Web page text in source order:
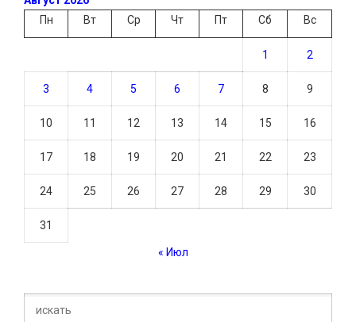
Пн
Вт Ср Чт Пт Сб Вс
1 2
3 4 5 6 7 8 9
10 11 12 13 14 15 16
17 18 19 20 21 22 23
24 25 26 27 28 29 30
31
« Июл